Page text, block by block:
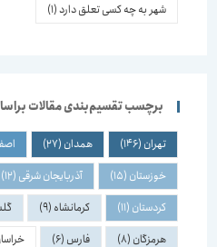
شهر به چه کسی تعلق دارد(1)
برچسب تقسیم‌بندی مقالات براساس
تهران(146) همدان(27)
خوزستان(15) آذربایجان شرقی(12)
کردستان(11) کرمانشاه(9)
هرمزگان(8) فارس(6)